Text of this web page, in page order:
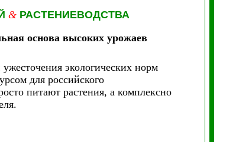
& РАСТЕНИЕВОДСТВА
основа высоких урожаев
экологических норм
для российского
питают растения, а комплексно